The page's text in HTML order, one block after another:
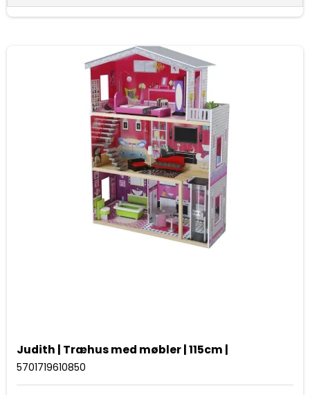
Judith | Træhus med møbler | 115cm |
5701719610850